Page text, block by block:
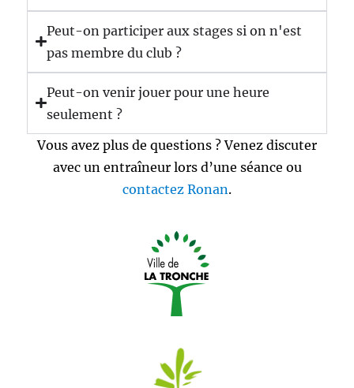
Peut-on participer aux stages si on n'est
pas membre du club ?
Peut-on venir jouer pour une heure
seulement ?
Vous avez plus de questions ? Venez discuter
avec un entraîneur lors d’une séance ou
contactez Ronan.